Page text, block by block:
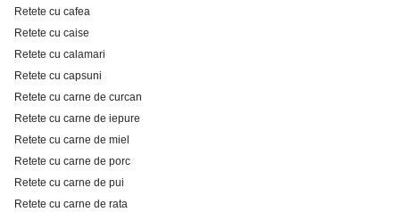
Retete cu cafea
Retete cu caise
Retete cu calamari
Retete cu capsuni
Retete cu carne de curcan
Retete cu carne de iepure
Retete cu carne de miel
Retete cu carne de porc
Retete cu carne de pui
Retete cu carne de rata